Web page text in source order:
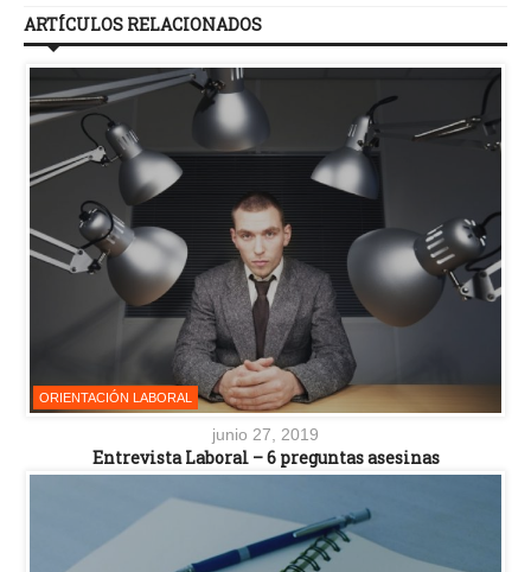
ARTÍCULOS RELACIONADOS
ORIENTACIÓN LABORAL
junio 27, 2019
Entrevista Laboral – 6 preguntas asesinas